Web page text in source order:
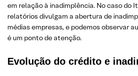
em relação à inadimplência. No caso do
relatórios divulgam a abertura de
médias empresas, e podemos observar
é um ponto de atenção.
Evolução do crédito e